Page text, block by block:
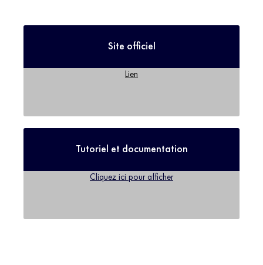
Site officiel
Lien
Tutoriel et documentation
Cliquez ici pour afficher